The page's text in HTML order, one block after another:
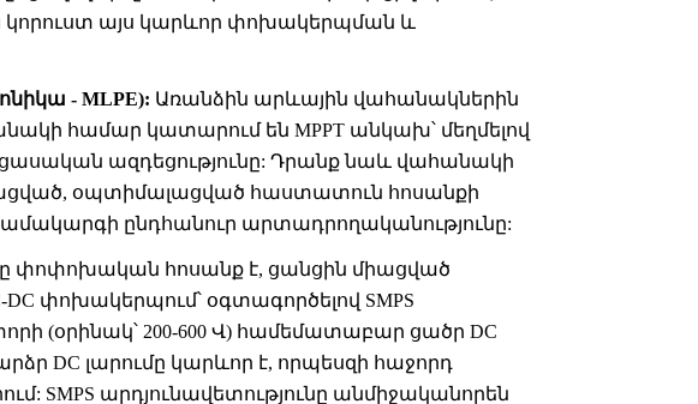
կորուստ այս կարևոր փոխակերպման և
- MLPE): Առանձին արևային վահանակներին
համար կատարում են MPPT անկախ՝ մեղմելով
ազդեցությունը: Դրանք նաև վահանակի
օպտիմալացված հաստատուն հոսանքի
ընդհանուր արտադրողականությունը:
փոփոխական հոսանք է, ցանցին միացված
փոխակերպում՝ օգտագործելով SMPS
(օրինակ՝ 200-600 Վ) համեմատաբար ցածր DC
DC լարումը կարևոր է, որպեսզի հաջորդ
SMPS արդյունավետությունը անմիջականորեն